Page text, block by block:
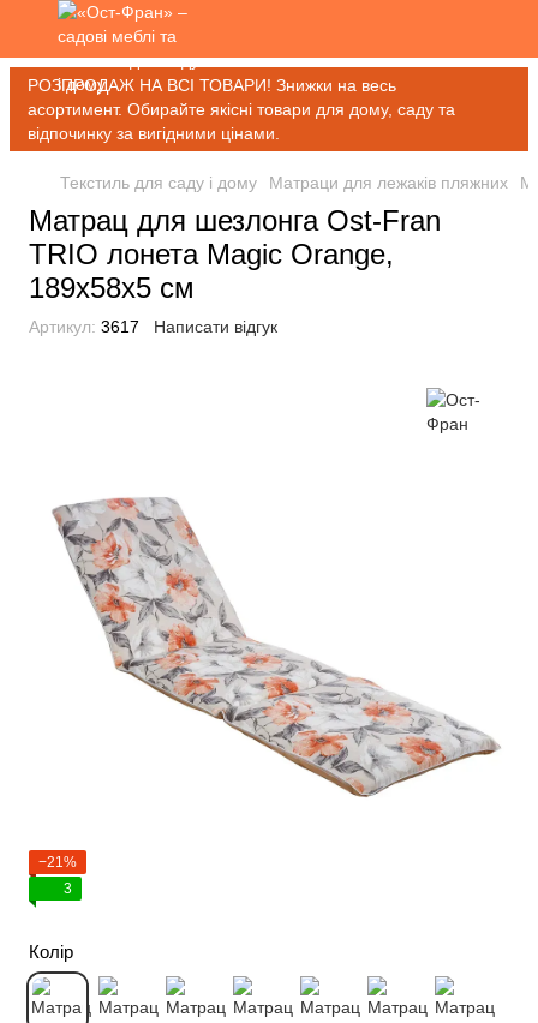
РОЗПРОДАЖ НА ВСІ ТОВАРИ! Знижки на весь
асортимент. Обирайте якісні товари для дому, саду та
відпочинку за вигідними цінами.
Текстиль для саду і дому Матраци для лежаків пляжних
Матрац для шезлонга Ost-Fran
TRIO лонета Magic Orange,
189x58x5 см
Артикул: 3617 Написати відгук
−21%
3
Колір